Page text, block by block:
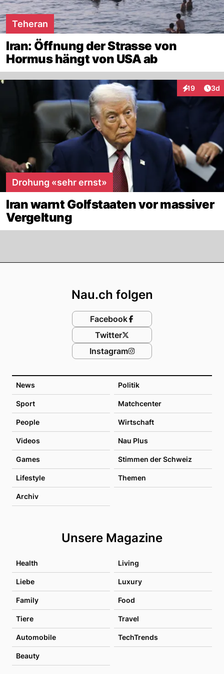
Teheran
Iran: Öffnung der Strasse von
Hormus hängt von USA ab
19
Interaktionen
3d
Drohung «sehr ernst»
Iran warnt Golfstaaten vor massiver
Vergeltung
News Politik
Sport Matchcenter
People Wirtschaft
Videos Nau Plus
Games Stimmen der Schweiz
Lifestyle Themen
Archiv
Unsere Magazine
Health Living
Liebe Luxury
Family Food
Tiere Travel
Automobile TechTrends
Beauty
Nau.ch folgen
Facebook
Twitter
Instagram